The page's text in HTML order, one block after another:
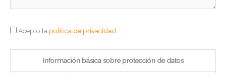
Acepto la política de privacidad
Información básica sobre protección de datos